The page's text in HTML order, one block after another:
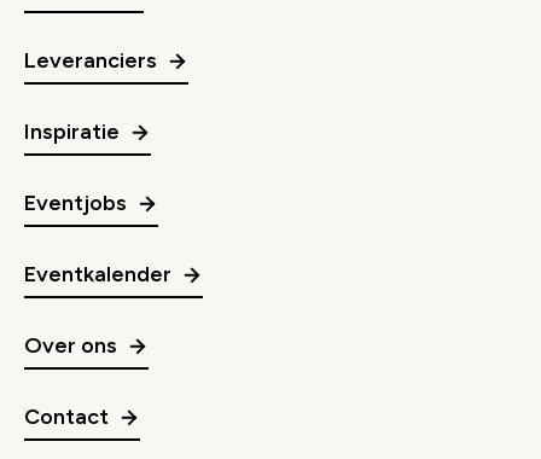
Leveranciers
Inspiratie
Eventjobs
Eventkalender
Over ons
Contact